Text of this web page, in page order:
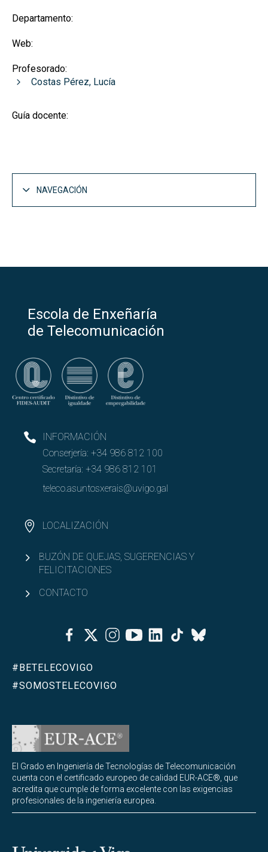
Departamento:
Web:
Profesorado:
Costas Pérez, Lucía
Guía docente:
NAVEGACIÓN
Escola de Enxeñaría
de Telecomunicación
INFORMACIÓN
Conserjería: +34 986 812 100
Secretaría: +34 986 812 101
teleco.asuntosxerais@uvigo.gal
LOCALIZACIÓN
BUZÓN DE QUEJAS, SUGERENCIAS Y
FELICITACIONES
CONTACTO
FacebookTwitterInstagramYoutubeLinkedinTiktok
Bluesky
#BETELECOVIGO
#SOMOSTELECOVIGO
El Grado en Ingeniería de Tecnologías de Telecomunicación
cuenta con el certificado europeo de calidad EUR-ACE®, que
acredita que cumple de forma excelente con las exigencias
profesionales de la ingeniería europea.